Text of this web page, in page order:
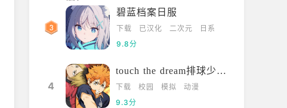
碧蓝档案日服
下载 已汉化 二次元
日系
9.8分
4
touch the dream排球少年韩服
下载 校园 模拟
动漫
9.3分